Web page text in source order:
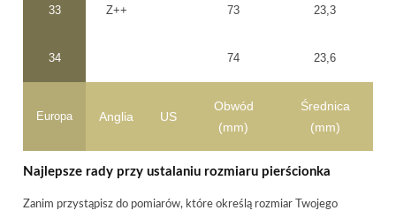
33 Z++ 73 23,3
34 74 23,6
Europa Anglia US
Obwód
(mm)
Średnica
(mm)
Najlepsze rady przy ustalaniu rozmiaru pierścionka
Zanim przystąpisz do pomiarów, które określą rozmiar Twojego